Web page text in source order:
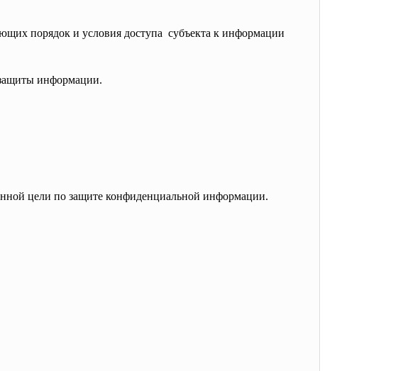
порядок и условия доступа субъекта к информации
информации.
цели по защите конфиденциальной информации.